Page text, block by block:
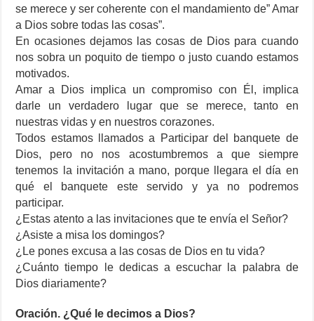
se merece y ser coherente con el mandamiento de” Amar
a Dios sobre todas las cosas”.
En ocasiones dejamos las cosas de Dios para cuando
nos sobra un poquito de tiempo o justo cuando estamos
motivados.
Amar a Dios implica un compromiso con Él, implica
darle un verdadero lugar que se merece, tanto en
nuestras vidas y en nuestros corazones.
Todos estamos llamados a Participar del banquete de
Dios, pero no nos acostumbremos a que siempre
tenemos la invitación a mano, porque llegara el día en
qué el banquete este servido y ya no podremos
participar.
¿Estas atento a las invitaciones que te envía el Señor?
¿Asiste a misa los domingos?
¿Le pones excusa a las cosas de Dios en tu vida?
¿Cuánto tiempo le dedicas a escuchar la palabra de
Dios diariamente?
Oración. ¿Qué le decimos a Dios?